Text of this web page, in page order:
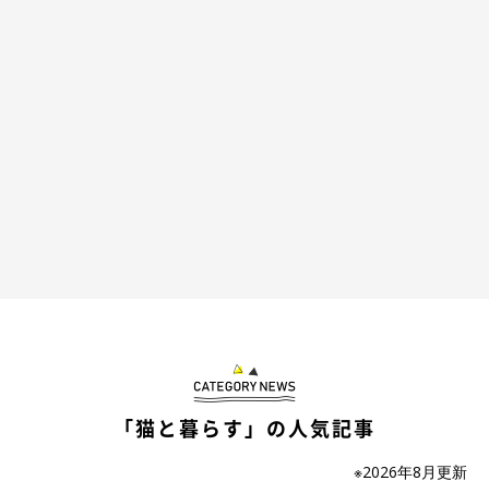
「猫と暮らす」の人気記事
※2026年8月更新